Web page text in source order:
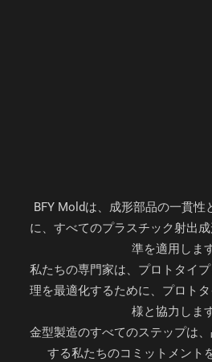
BFY Moldは、成形部品の一貫性
に、すべてのプラスチック射出
準を適用しま
私たちの専門家は、プロトタイ
理を最適化するために、プロト
様と協力しま
金型製造のすべてのステップは
する私たちのコミットメント